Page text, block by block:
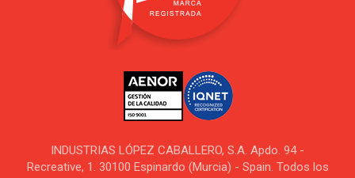
INDUSTRIAS LÓPEZ CABALLERO, S.A. Apdo. 94 -
Recreative, 1. 30100 Espinardo (Murcia) - Spain. Todos los